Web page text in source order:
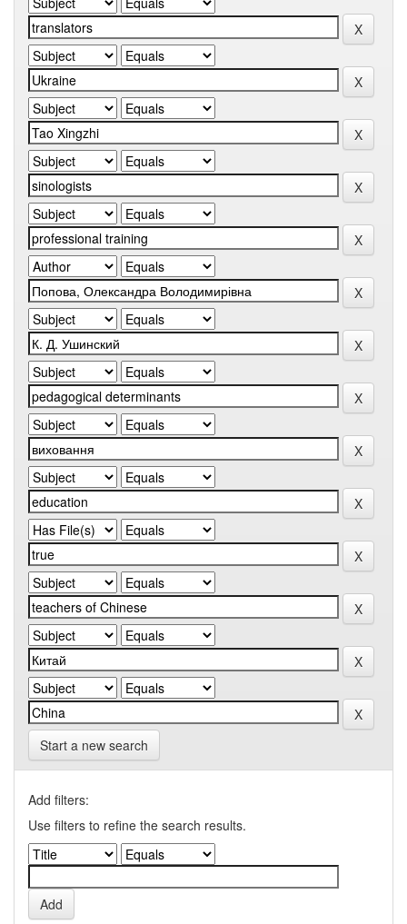
Start a new search
Add filters:
Use filters to refine the search results.